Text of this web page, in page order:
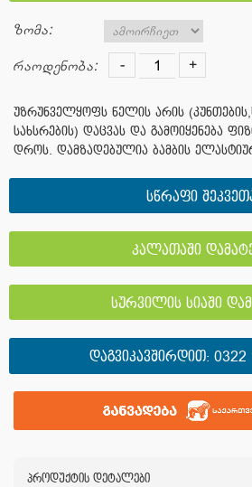
ზომა:
რაოდენობა: - +
უზრუნველყოფს წელის არის
სახსრების) დაცვას და გამოიყენება
დროს. დამზადებულია ბამბის
სწრაფი
კალათაში
სურვილის სიაში
ᲓᲐᲒᲕᲘᲙᲐᲕᲨᲘᲠᲓᲘᲗ:0322
პროდუქტის დეტალები